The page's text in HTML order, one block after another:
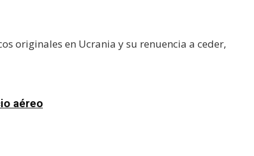
originales en Ucrania y su renuencia a ceder,
aéreo